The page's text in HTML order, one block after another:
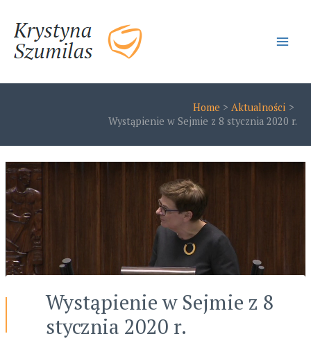
content
Home
Aktualności
Wystąpienie w Sejmie z 8 stycznia 2020 r.
Wystąpienie w Sejmie z 8
stycznia 2020 r.